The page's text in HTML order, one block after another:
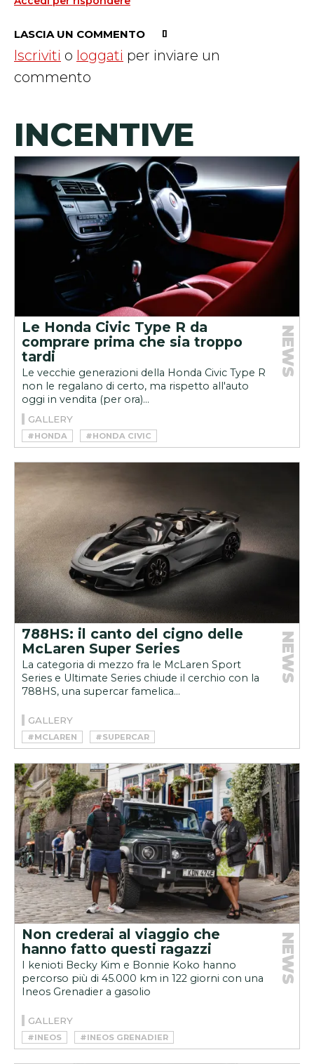
LASCIA UN COMMENTO
Iscriviti o loggati per inviare un
commento
INCENTIVE
Le Honda Civic Type R da
comprare prima che sia troppo
tardi
Le vecchie generazioni della Honda Civic Type R
non le regalano di certo, ma rispetto all'auto
oggi in vendita (per ora)...
NEWS
GALLERY
#HONDA
#HONDA CIVIC
#HONDA CIVIC TYPE R
788HS: il canto del cigno delle
McLaren Super Series
La categoria di mezzo fra le McLaren Sport
Series e Ultimate Series chiude il cerchio con la
788HS, una supercar famelica...
NEWS
GALLERY
#MCLAREN #SUPERCAR
Non crederai al viaggio che
hanno fatto questi ragazzi
I kenioti Becky Kim e Bonnie Koko hanno
percorso più di 45.000 km in 122 giorni con una
Ineos Grenadier a gasolio
NEWS
GALLERY
#INEOS #INEOS GRENADIER